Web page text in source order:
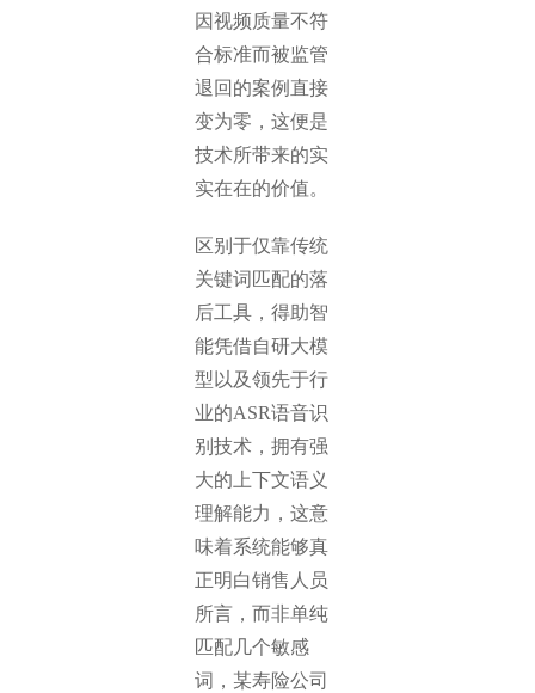
因视频质量不符
合标准而被监管
退回的案例直接
变为零，这便是
技术所带来的实
实在在的价值。
区别于仅靠传统
关键词匹配的落
后工具，得助智
能凭借自研大模
型以及领先于行
业的ASR语音识
别技术，拥有强
大的上下文语义
理解能力，这意
味着系统能够真
正明白销售人员
所言，而非单纯
匹配几个敏感
词，某寿险公司